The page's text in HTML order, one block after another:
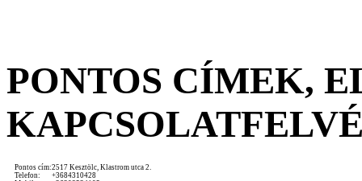
PONTOS CÍMEK,
Pontos cím:2517 Kesztölc, Klastrom utca 2.
Telefon:
+3684310428